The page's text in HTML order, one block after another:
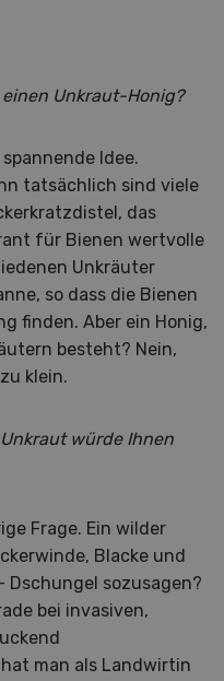
Unkraut-Honig?
Idee.
tatsächlich sind viele
das
für Bienen wertvolle
Unkräuter
so dass die Bienen
finden. Aber ein Honig,
besteht? Nein,
klein.
würde Ihnen
Frage. Ein wilder
Blacke und
sozusagen?
bei invasiven,
man als Landwirtin